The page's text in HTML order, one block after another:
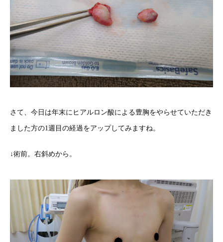
さて、今日は年末にヒアルロン酸による豊胸をやらせていただき
ました方の1週目の経過をアップしてみますね。
↓術前。右斜めから。